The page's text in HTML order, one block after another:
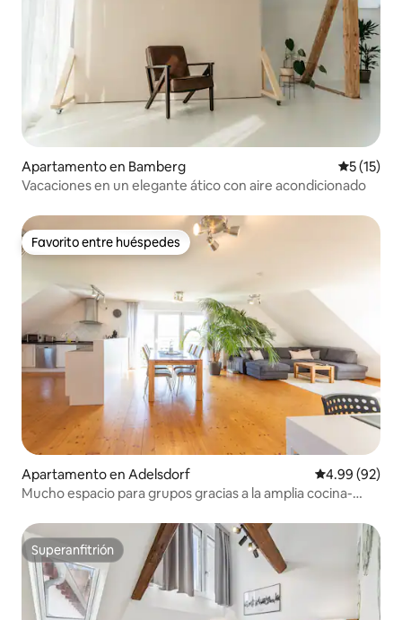
Apartamento en Bamberg
5 (15)
Vacaciones en un elegante ático con aire acondicionado
Favorito entre huéspedes
Favorito entre huéspedes
Apartamento en Adelsdorf Calificación
4.99 (92)
Mucho espacio para grupos gracias a la amplia cocina-
Superanfitrión
Superanfitrión